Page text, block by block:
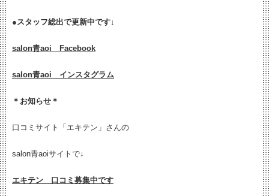
●スタッフ総出で更新中です↓
salon青aoi Facebook
salon青aoi インスタグラム
＊お知らせ＊
口コミサイト「エキテン」さんの
salon青aoiサイトで↓
エキテン 口コミ募集中です